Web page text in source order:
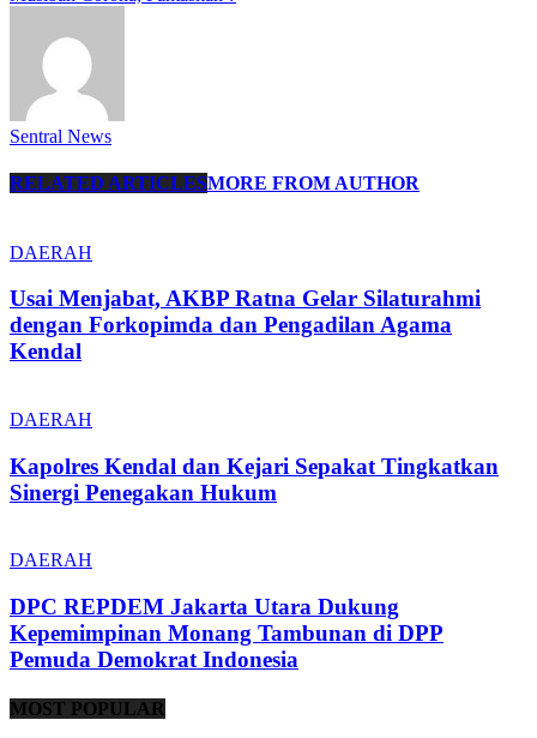
Sentral News
RELATED ARTICLESMORE FROM AUTHOR
DAERAH
Usai Menjabat, AKBP Ratna Gelar Silaturahmi
dengan Forkopimda dan Pengadilan Agama
Kendal
DAERAH
Kapolres Kendal dan Kejari Sepakat Tingkatkan
Sinergi Penegakan Hukum
DAERAH
DPC REPDEM Jakarta Utara Dukung
Kepemimpinan Monang Tambunan di DPP
Pemuda Demokrat Indonesia
MOST POPULAR